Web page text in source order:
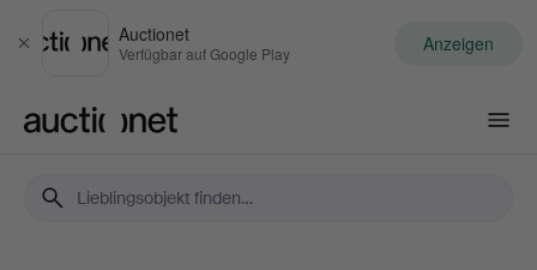
Schließen
Auctionet
Verfügbar auf Google Play Anzeigen